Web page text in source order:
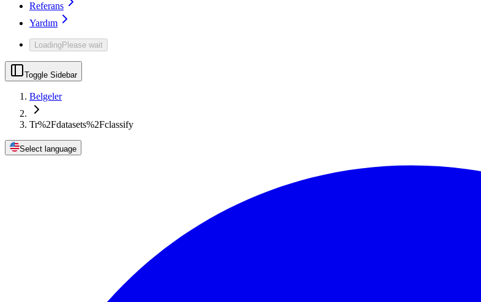
Referans
Yardım
LoadingPlease wait
Toggle Sidebar
Belgeler
Tr%2Fdatasets%2Fclassify
Select language